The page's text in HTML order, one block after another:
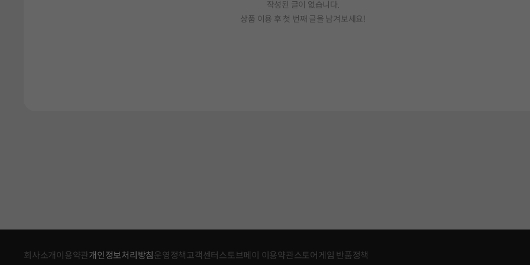
작성된 글이 없습니다.
상품 이용 후 첫 번째 글을 남겨보세요!
회사소개이용약관개인정보처리방침 운영정책고객센터스토브페이 이용약관스토어게임 반품정책